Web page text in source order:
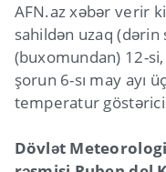
AFN.az xəbər verir
sahildən uzaq (dərin
(buxomundan) 12-
şorun 6-sı may ayı
temperatur
Dövlət